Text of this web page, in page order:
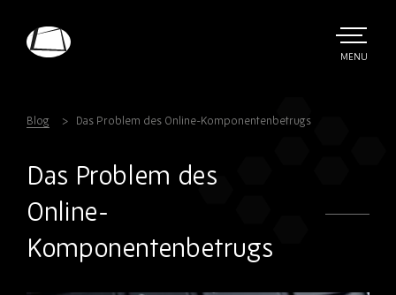
TOGGLE
MENU
Blog Das Problem des Online-Komponentenbetrugs
Das Problem des
Online-
Komponentenbetrugs